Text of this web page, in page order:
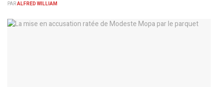
PARALFRED WILLIAM